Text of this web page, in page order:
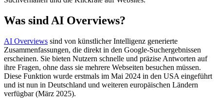
Was sind AI Overviews?
AI Overviews sind von künstlicher Intelligenz generierte
Zusammenfassungen, die direkt in den Google-Suchergebnissen
erscheinen. Sie bieten Nutzern schnelle und präzise Antworten auf
ihre Fragen, ohne dass sie mehrere Webseiten besuchen müssen.
Diese Funktion wurde erstmals im Mai 2024 in den USA eingeführt
und ist nun in Deutschland und weiteren europäischen Ländern
verfügbar (März 2025). ​